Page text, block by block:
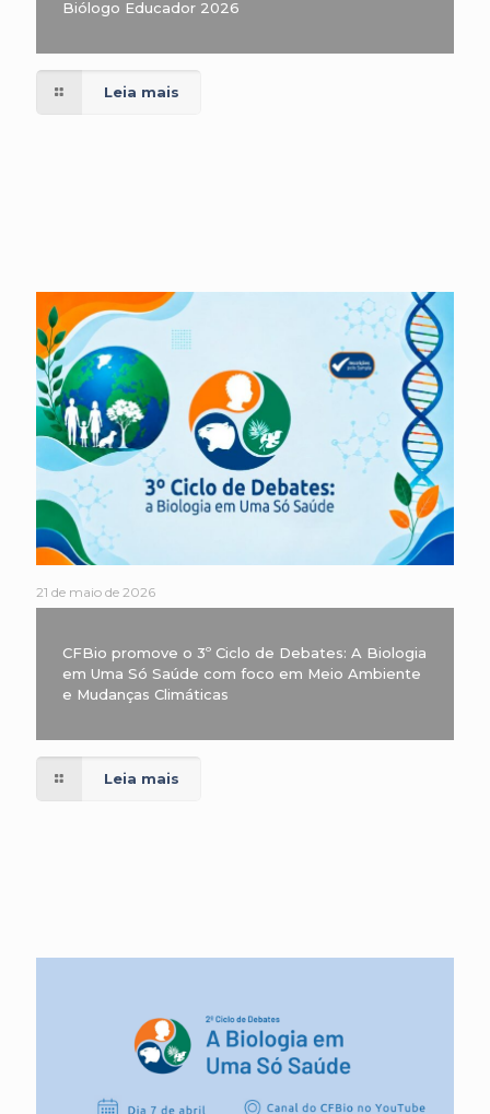
Biólogo Educador 2026
Leia mais
21 de maio de 2026
CFBio promove o 3º Ciclo de Debates: A Biologia
em Uma Só Saúde com foco em Meio Ambiente
e Mudanças Climáticas
Leia mais